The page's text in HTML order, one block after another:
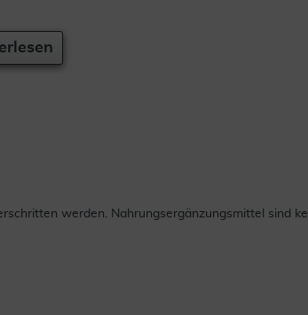
werden. Nahrungsergänzungsmittel sind